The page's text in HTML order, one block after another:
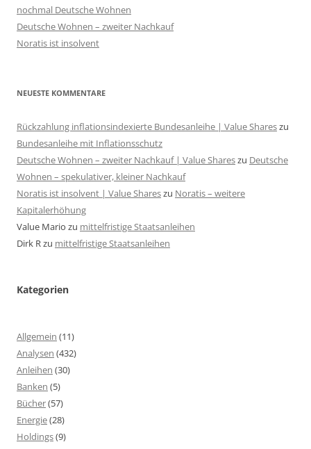
nochmal Deutsche Wohnen
Deutsche Wohnen – zweiter Nachkauf
Noratis ist insolvent
NEUESTE KOMMENTARE
Rückzahlung inflationsindexierte Bundesanleihe | Value Shareszu
Bundesanleihe mit Inflationsschutz
Deutsche Wohnen – zweiter Nachkauf | Value Shareszu Deutsche
Wohnen – spekulativer, kleiner Nachkauf
Noratis ist insolvent | Value Shareszu Noratis – weitere
Kapitalerhöhung
Value Mario zu mittelfristige Staatsanleihen
Dirk Rzu mittelfristige Staatsanleihen
Kategorien
Allgemein (11)
Analysen (432)
Anleihen (30)
Banken (5)
Bücher(57)
Energie(28)
Holdings(9)